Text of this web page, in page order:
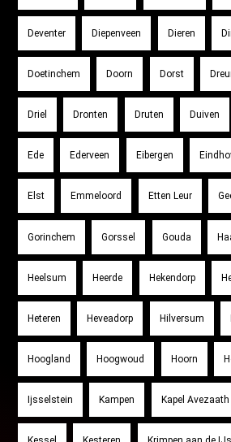
Deventer Diepenveen Dieren
Doetinchem Doorn Dorst
Driel Dronten Druten Duiven
Ede Ederveen Eibergen
Elst Emmeloord Etten Leur
Gorinchem Gorssel Gouda
Heelsum Heerde Hekendorp
Heteren Heveadorp Hilversum
Hoogland Hoogwoud Hoorn
Ijsselstein Kampen Kapel Avezaath